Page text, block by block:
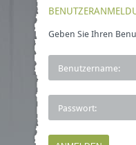
Geben Sie Ihren
Benutzername:
Passwort: